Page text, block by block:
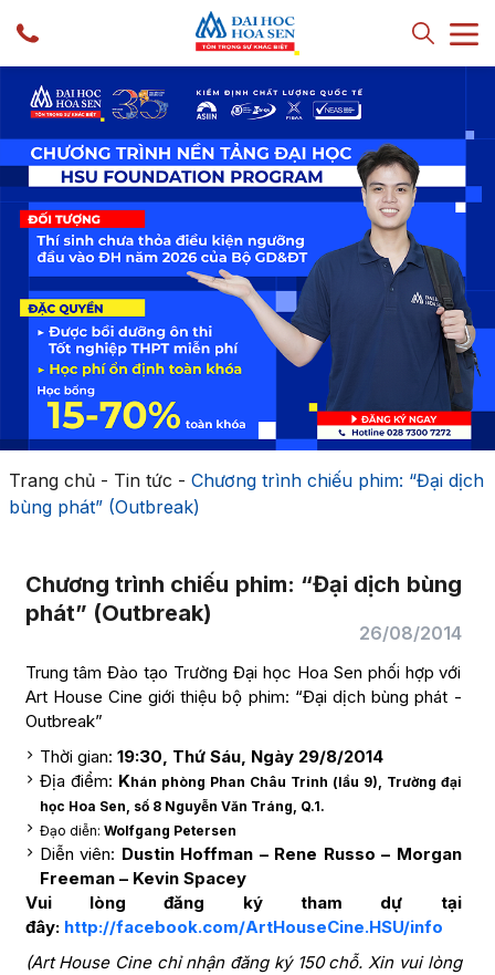
Trang chủ- Tin tức - Chương trình chiếu phim: “Đại dịch
bùng phát” (Outbreak)
Chương trình chiếu phim: “Đại dịch bùng
phát” (Outbreak)
26/08/2014
Trung tâm Đào tạo Trường Đại học Hoa Sen phối hợp với
Art House Cine giới thiệu bộ phim: “Đại dịch bùng phát -
Outbreak”
Thời gian: 19:30, Thứ Sáu, Ngày 29/8/2014
Địa điểm: Khán phòng Phan Châu Trinh (lầu 9), Trường đại
học Hoa Sen, số 8 Nguyễn Văn Tráng, Q.1.
Đạo diễn: Wolfgang Petersen
Diễn viên: Dustin Hoffman – Rene Russo – Morgan
Freeman – Kevin Spacey
Vui lòng đăng ký tham dự tại
đây: http://facebook.com/ArtHouseCine.HSU/info
(Art House Cine chỉ nhận đăng ký 150 chỗ. Xin vui lòng